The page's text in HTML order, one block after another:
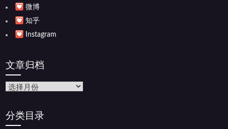
微博
知乎
Instagram
文章归档
文
归
档
分类目录